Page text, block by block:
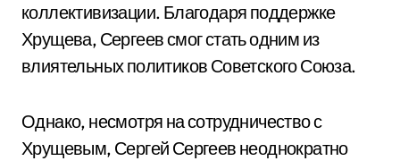
коллективизации. Благодаря поддержке
Хрущева, Сергеев смог стать одним из
влиятельных политиков Советского Союза.
Однако, несмотря на сотрудничество с
Хрущевым, Сергей Сергеев неоднократно